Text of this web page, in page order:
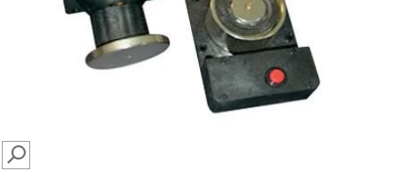
SEARCH